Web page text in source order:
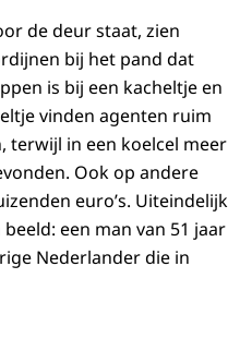
de deur staat, zien
bij het pand dat
is bij een kacheltje en
vinden agenten ruim
terwijl in een koelcel meer
Ook op andere
euro’s. Uiteindelijk
een man van 51 jaar
Nederlander die in